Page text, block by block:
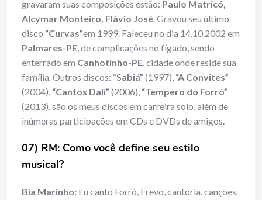
gravaram suas composições estão: Paulo Matricó,
Alcymar Monteiro, Flávio José. Gravou seu último
disco “Curvas”em 1999. Faleceu no dia 14.10.2002 em
Palmares-PE, de complicações no fígado, sendo
enterrado em Canhotinho-PE, cidade onde reside sua
família. Outros discos: “Sabiá” (1997), “A Convites”
(2004), “Cantos Dalí” (2006), “Tempero do Forró”
(2013), são os meus discos em carreira solo, além de
inúmeras participações em CDs e DVDs de amigos.
07) RM: Como você define seu estilo
musical?
Bia Marinho: Eu canto Forró, Frevo, cantoria, canções.